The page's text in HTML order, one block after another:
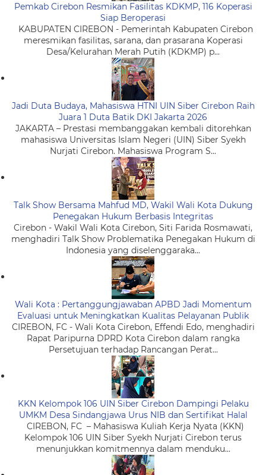
Pemkab Cirebon Resmikan Fasilitas KDKMP, 116 Koperasi
Siap Beroperasi
KABUPATEN CIREBON - Pemerintah Kabupaten Cirebon
meresmikan fasilitas, sarana, dan prasarana Koperasi
Desa/Kelurahan Merah Putih (KDKMP) p...
Jadi Duta Budaya, Mahasiswa HTNI UIN Siber Cirebon Raih
Juara 1 Duta Batik DKI Jakarta 2026
JAKARTA – Prestasi membanggakan kembali ditorehkan
mahasiswa Universitas Islam Negeri (UIN) Siber Syekh
Nurjati Cirebon. Mahasiswa Program S...
Talk Show Bersama Mahfud MD, Wakil Wali Kota Dukung
Penegakan Hukum Berbasis Integritas
Cirebon - Wakil Wali Kota Cirebon, Siti Farida Rosmawati,
menghadiri Talk Show Problematika Penegakan Hukum di
Indonesia yang diselenggaraka...
Wali Kota : Pertanggungjawaban APBD Jadi Momentum
Evaluasi untuk Meningkatkan Kualitas Pelayanan Publik
CIREBON, FC - Wali Kota Cirebon, Effendi Edo, menghadiri
Rapat Paripurna DPRD Kota Cirebon dalam rangka
Persetujuan terhadap Rancangan Perat...
KKN Kelompok 106 UIN Siber Cirebon Dampingi Pelaku
UMKM Desa Sindangjawa Urus NIB dan Sertifikat Halal
CIREBON, FC – Mahasiswa Kuliah Kerja Nyata (KKN)
Kelompok 106 UIN Siber Syekh Nurjati Cirebon terus
menunjukkan komitmennya dalam menduku...